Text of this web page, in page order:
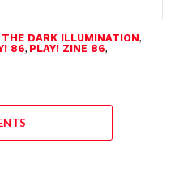
DARK ILLUMINATION,
86, PLAY! ZINE 86,